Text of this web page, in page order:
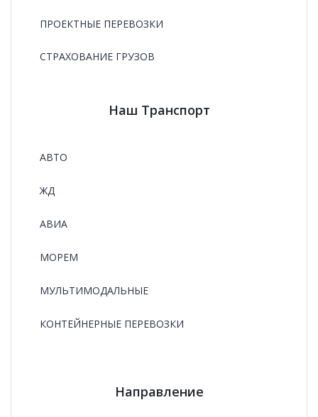
ПРОЕКТНЫЕ ПЕРЕВОЗКИ
СТРАХОВАНИЕ ГРУЗОВ
Наш Транспорт
АВТО
ЖД
АВИА
МОРЕМ
МУЛЬТИМОДАЛЬНЫЕ
КОНТЕЙНЕРНЫЕ ПЕРЕВОЗКИ
Направление